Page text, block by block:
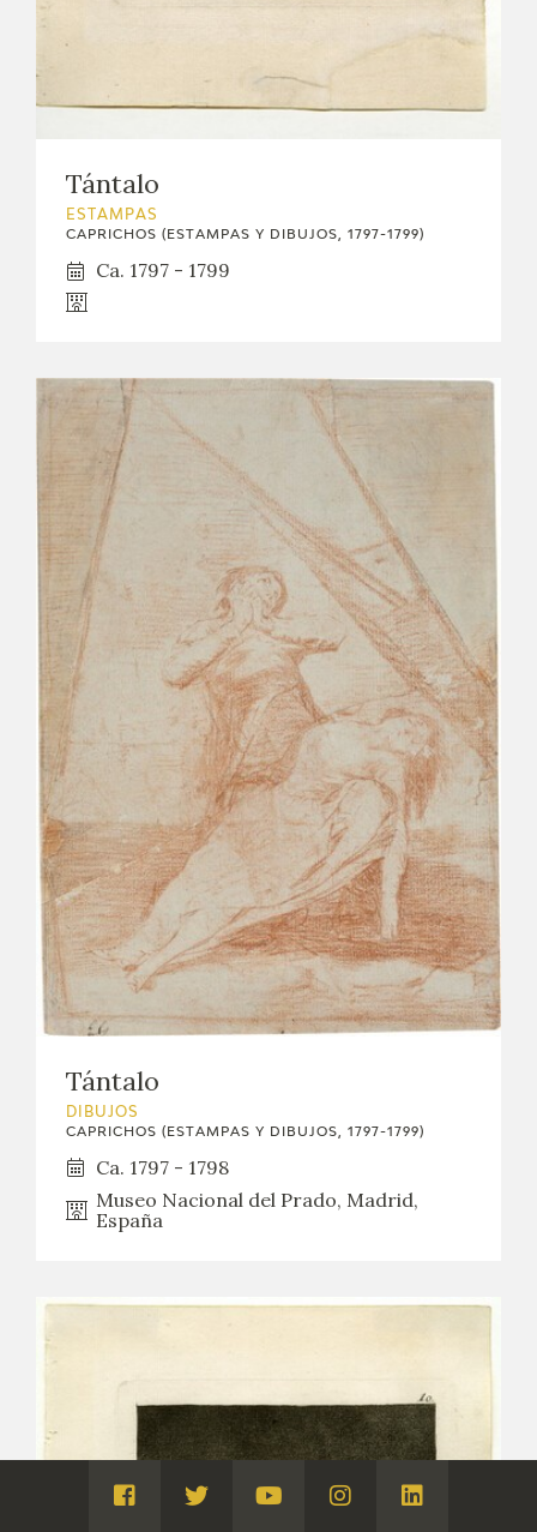
Tántalo
ESTAMPAS
CAPRICHOS (ESTAMPAS Y DIBUJOS, 1797-1799)
Ca. 1797 - 1799
Tántalo
DIBUJOS
CAPRICHOS (ESTAMPAS Y DIBUJOS, 1797-1799)
Ca. 1797 - 1798
Museo Nacional del Prado, Madrid,
España
Visita
Visita
Visita
Visita
Visita